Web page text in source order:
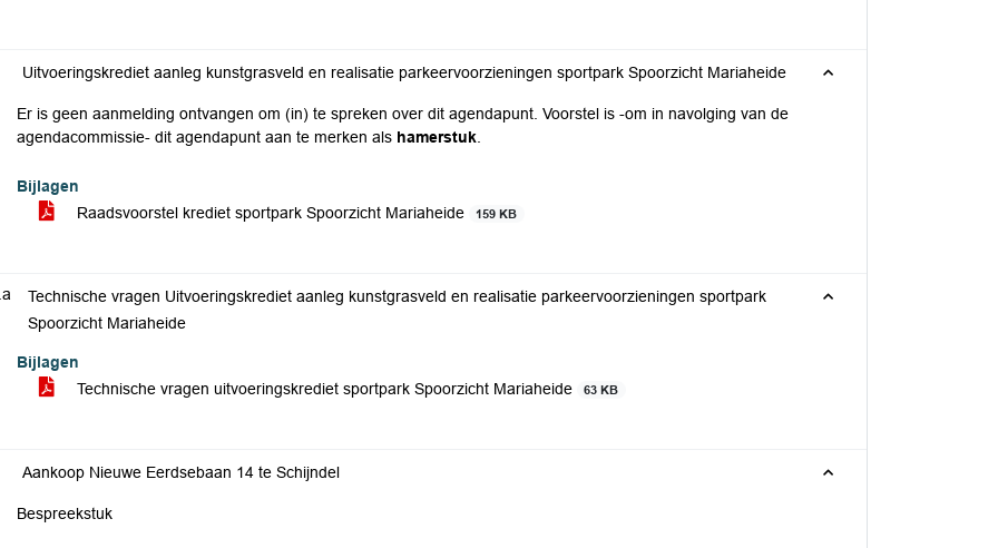
Uitvoeringskrediet aanleg kunstgrasveld en realisatie parkeervoorzieningen sportpark Spoorzicht Mariaheide
Er is geen aanmelding ontvangen om (in) te spreken over dit agendapunt. Voorstel is -om in navolging van de
agendacommissie- dit agendapunt aan te merken als hamerstuk
Bijlagen
Raadsvoorstel krediet sportpark Spoorzicht Mariaheide
159 KB
Technische vragen Uitvoeringskrediet aanleg kunstgrasveld en realisatie parkeervoorzieningen sportpark
Spoorzicht Mariaheide
Bijlagen
Technische vragen uitvoeringskrediet sportpark Spoorzicht Mariaheide
63 KB
Aankoop Nieuwe Eerdsebaan 14 te Schijndel
Bespreekstuk